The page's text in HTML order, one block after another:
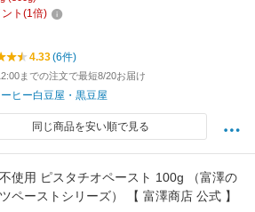
ト (1倍)
4.33(6件)
までの注文で最短8/20お届け
ヒー白豆屋・黒豆屋
同じ商品を安い順で見る
使用 ピスタチオペースト 100g （富澤の
ペーストシリーズ） 【 富澤商店 公式 】